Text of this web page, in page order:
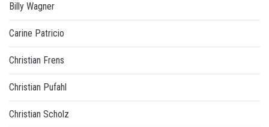
Billy Wagner
Carine Patricio
Christian Frens
Christian Pufahl
Christian Scholz